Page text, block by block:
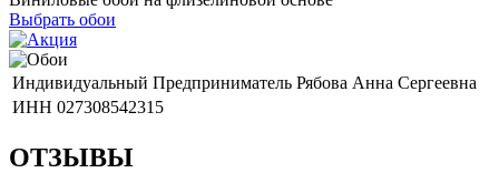
Выбрать обои
Индивидуальный Предприниматель Рябова Анна Сергеевна
ИНН 027308542315
ОТЗЫВЫ